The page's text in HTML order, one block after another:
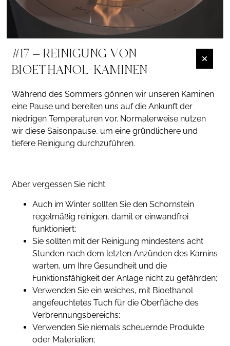
#17 – REINIGUNG VON
BIOETHANOL-KAMINEN
Während des Sommers gönnen wir unseren Kaminen
eine Pause und bereiten uns auf die Ankunft der
niedrigen Temperaturen vor. Normalerweise nutzen
wir diese Saisonpause, um eine gründlichere und
tiefere Reinigung durchzuführen.
Aber vergessen Sie nicht:
Auch im Winter sollten Sie den Schornstein
regelmäßig reinigen, damit er einwandfrei
funktioniert;
Sie sollten mit der Reinigung mindestens acht
Stunden nach dem letzten Anzünden des Kamins
warten, um Ihre Gesundheit und die
Funktionsfähigkeit der Anlage nicht zu gefährden;
Verwenden Sie ein weiches, mit Bioethanol
angefeuchtetes Tuch für die Oberfläche des
Verbrennungsbereichs;
Verwenden Sie niemals scheuernde Produkte
oder Materialien;